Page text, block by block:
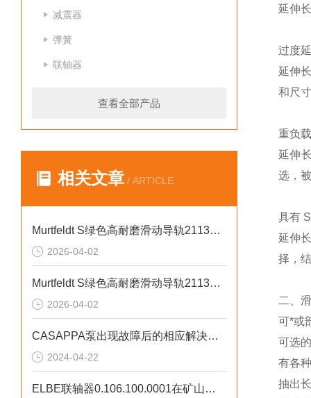
减震器
弹簧
联轴器
查看全部产品
相关文章 / ARTICLE
Murtfeldt S绿色高耐磨滑动导轨211310022抗老化特性
2026-04-02
Murtfeldt S绿色高耐磨滑动导轨211310022高耐磨性特点
2026-04-02
CASAPPA泵出现故障后的相应解决方法分享
2024-04-22
ELBE联轴器0.106.100.0001在矿山设备的核心优势
延伸
过度
延伸
和尺
重负
延伸
选，
具有
延伸
择，
二、
可*或
可选
有各
抽出